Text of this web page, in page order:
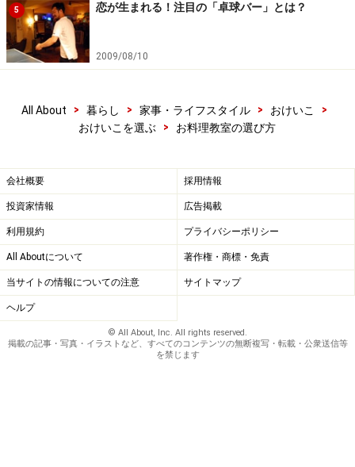
5 恋が生まれる！注目の「卓球バー」とは？
2009/08/10
All About > 暮らし > 家事・ライフスタイル > おけいこ
>
おけいこを選ぶ
> お料理教室の選び方
会社概要 採用情報
投資家情報 広告掲載
利用規約 プライバシーポリシー
All Aboutについて 著作権・商標・免責
当サイトの情報についての注意 サイトマップ
ヘルプ
© All About, Inc. All rights reserved.
掲載の記事・写真・イラストなど、すべてのコンテンツの無断複写・転載・公衆送信等
を禁じます